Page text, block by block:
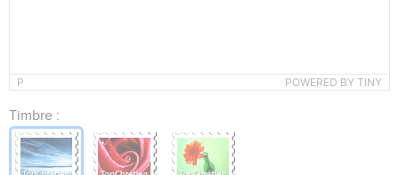
P POWERED BY TINY
Timbre :